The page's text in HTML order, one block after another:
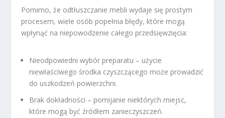
Pomimo, że odtłuszczanie mebli wydaje się prostym
procesem, wiele osób popełnia błędy, które mogą
wpłynąć na niepowodzenie całego przedsięwzięcia:
Nieodpowiedni wybór preparatu – użycie
niewłaściwego środka czyszczącego może prowadzić
do uszkodzeń powierzchni.
Brak dokładności – pomijanie niektórych miejsc,
które mogą być źródłem zanieczyszczeń.